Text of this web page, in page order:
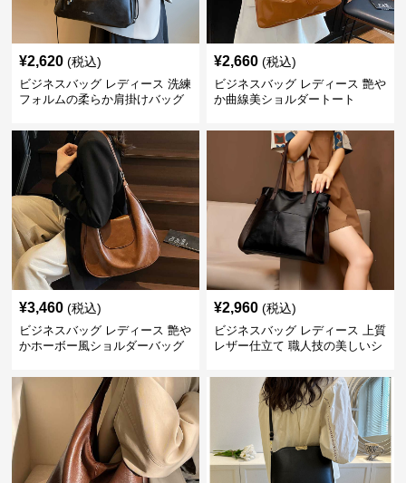
¥2,620 (税込)
ビジネスバッグ レディース 洗練
フォルムの柔らか肩掛けバッグ
¥2,660 (税込)
ビジネスバッグ レディース 艶や
か曲線美ショルダートート
¥3,460 (税込)
ビジネスバッグ レディース 艶や
かホーボー風ショルダーバッグ
¥2,960 (税込)
ビジネスバッグ レディース 上質
レザー仕立て 職人技の美しいシ